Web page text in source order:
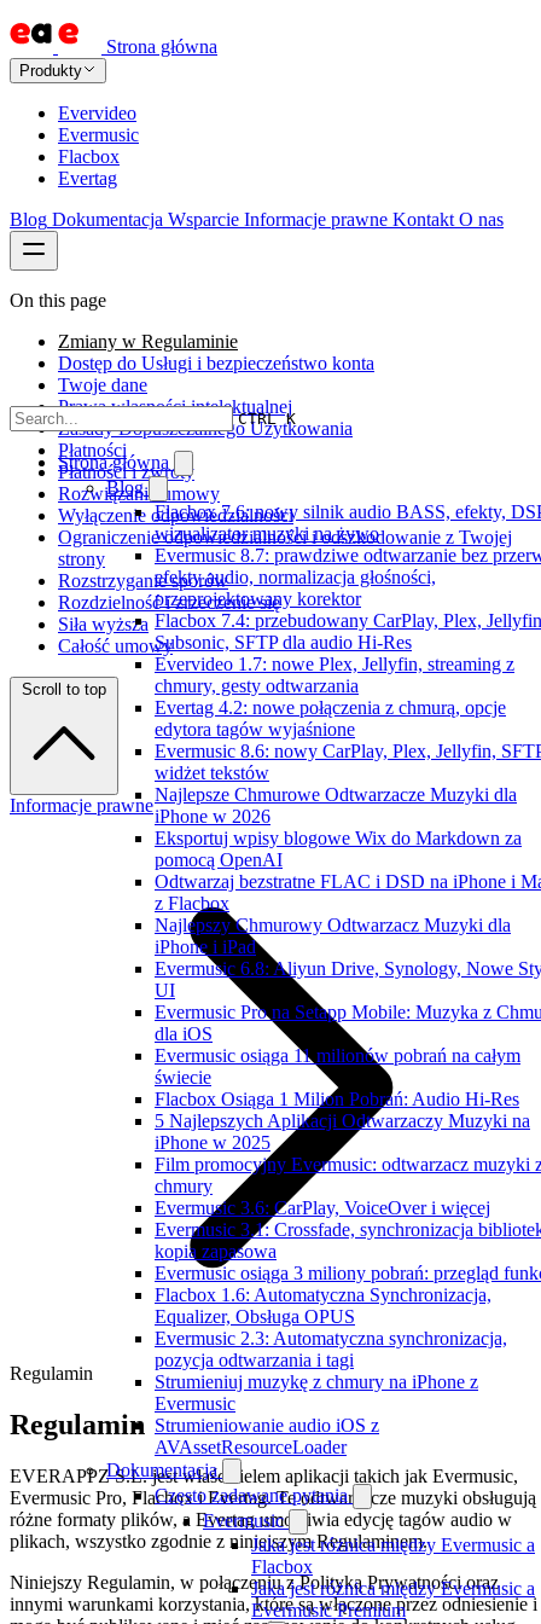
Strona główna
Produkty
Evervideo
Evermusic
Flacbox
Evertag
Blog Dokumentacja Wsparcie Informacje prawne Kontakt O nas
CTRL K
Strona główna
Blog
Flacbox 7.6: nowy silnik audio BASS, efekty,
wizualizator muzyki na żywo
Evermusic 8.7: prawdziwe odtwarzanie bez
efekty audio, normalizacja głośności,
przeprojektowany korektor
Flacbox 7.4: przebudowany CarPlay, Plex,
Subsonic, SFTP dla audio Hi-Res
Evervideo 1.7: nowe Plex, Jellyfin, streaming z
chmury, gesty odtwarzania
Evertag 4.2: nowe połączenia z chmurą, opcje
edytora tagów wyjaśnione
Evermusic 8.6: nowy CarPlay, Plex, Jellyfin,
widżet tekstów
Najlepsze Chmurowe Odtwarzacze Muzyki dla
iPhone w 2026
Eksportuj wpisy blogowe Wix do Markdown za
pomocą OpenAI
Odtwarzaj bezstratne FLAC i DSD na iPhone i
z Flacbox
Najlepszy Chmurowy Odtwarzacz Muzyki dla
iPhone i iPad
Evermusic 6.8: Aliyun Drive, Synology, Nowe
UI
Evermusic Pro na Setapp Mobile: Muzyka z
dla iOS
Evermusic osiąga 11 milionów pobrań na całym
świecie
Flacbox Osiąga 1 Milion Pobrań: Audio Hi-Res
5 Najlepszych Aplikacji Odtwarzaczy Muzyki na
iPhone w 2025
Film promocyjny Evermusic: odtwarzacz muzyki
chmury
Evermusic 3.6: CarPlay, VoiceOver i więcej
Evermusic 3.1: Crossfade, synchronizacja
kopia zapasowa
Evermusic osiąga 3 miliony pobrań: przegląd
Flacbox 1.6: Automatyczna Synchronizacja,
Equalizer, Obsługa OPUS
Evermusic 2.3: Automatyczna synchronizacja,
pozycja odtwarzania i tagi
Strumieniuj muzykę z chmury na iPhone z
Evermusic
Strumieniowanie audio iOS z
AVAssetResourceLoader
Dokumentacja
Często zadawane pytania
Evermusic
Jaka jest różnica między Evermusic a
Flacbox
Jaka jest różnica między Evermusic a
Evermusic Premium
On this page
Zmiany w Regulaminie
Dostęp do Usługi i bezpieczeństwo konta
Twoje dane
Prawa własności intelektualnej
Zasady Dopuszczalnego Użytkowania
Płatności
Płatności i zwroty
Rozwiązanie umowy
Wyłączenie odpowiedzialności
Ograniczenie odpowiedzialności i odszkodowanie z Twojej
strony
Rozstrzyganie sporów
Rozdzielność i zrzeczenie się
Siła wyższa
Całość umowy
Scroll to top
Informacje prawne
Regulamin
Regulamin
EVERAPPZ S.L. jest właścicielem aplikacji takich jak Evermusic,
Evermusic Pro, Flacbox i Evertag. Te odtwarzacze muzyki obsługują
różne formaty plików, a Evertag umożliwia edycję tagów audio w
plikach, wszystko zgodnie z niniejszym Regulaminem.
Niniejszy Regulamin, w połączeniu z Polityką Prywatności oraz
innymi warunkami korzystania, które są włączone przez odniesienie i